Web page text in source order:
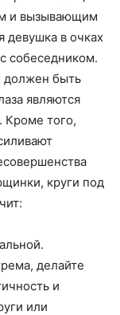
и вызывающим
девушка в очках
собеседником.
должен быть
являются
Кроме того,
круги под
делайте
и
или